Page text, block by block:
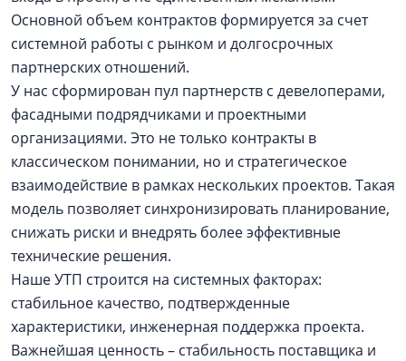
Основной объем контрактов формируется за счет
системной работы с рынком и долгосрочных
партнерских отношений.
У нас сформирован пул партнерств с девелоперами,
фасадными подрядчиками и проектными
организациями. Это не только контракты в
классическом понимании, но и стратегическое
взаимодействие в рамках нескольких проектов. Такая
модель позволяет синхронизировать планирование,
снижать риски и внедрять более эффективные
технические решения.
Наше УТП строится на системных факторах:
стабильное качество, подтвержденные
характеристики, инженерная поддержка проекта.
Важнейшая ценность – стабильность поставщика и